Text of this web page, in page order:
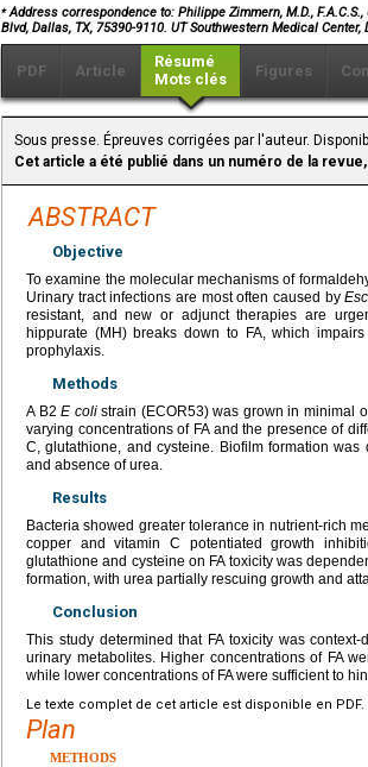
⁎Address correspondence to: Philippe Zimmern, M.D.,
Blvd, Dallas, TX, 75390-9110. UT Southwestern Medical
PDF Article
Résumé
Mots clés
Figures
Sous presse. Épreuves corrigées par l'auteur.
Cet article a été publié dans un numéro de la revue,
ABSTRACT
Objective
To examine the molecular mechanisms of
Urinary tract infections are most often caused by
resistant, and new or adjunct therapies are
hippurate (MH) breaks down to FA, which
prophylaxis.
Methods
A B2E colistrain (ECOR53) was grown in minimal
varying concentrations of FA and the presence of
C, glutathione, and cysteine. Biofilm formation
and absence of urea.
Results
Bacteria showed greater tolerance in nutrient-rich
copper and vitamin C potentiated growth
glutathione and cysteine on FA toxicity was
formation, with urea partially rescuing growth and
Conclusion
This study determined that FA toxicity was
urinary metabolites. Higher concentrations of FA
while lower concentrations of FA were sufficient to
Le texte complet de cet article est disponible en PDF.
Plan
METHODS